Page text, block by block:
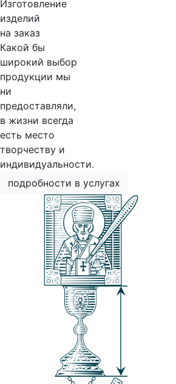
Изготовление
изделий
на заказ
Какой бы
широкий выбор
продукции мы
ни
предоставляли,
в жизни всегда
есть место
творчеству и
индивидуальности.
подробности в услугах